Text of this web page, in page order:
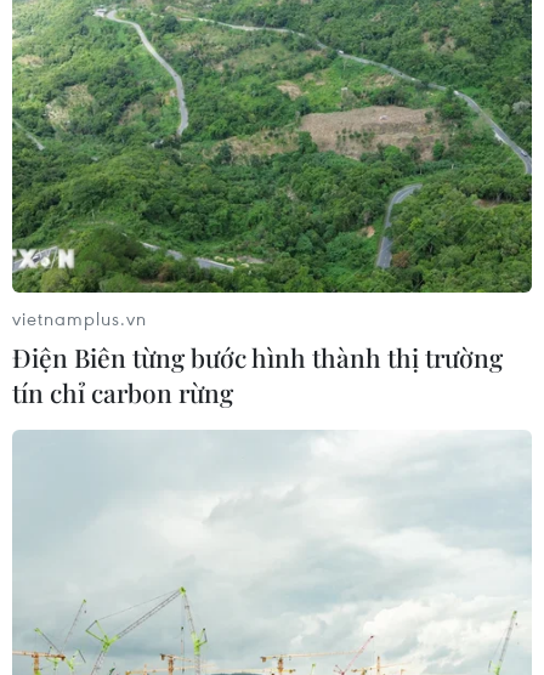
Xe điện khắp mọi nơi tại Na Uy: Điều gì
làm nên sự khác biệt?
16/07/2025 09:55
Thành công của Na Uy trong chuyển đổi khỏi xe động
cơ đốt trong là nhờ hoạch định chính sách dài hạn, nhất
quán; việc miễn thuế giá trị gia tăng (VAT), giảm thuế
đường bộ và đỗ xe cho xe điện.
vietnamplus.vn
Điện Biên từng bước hình thành thị trường
tín chỉ carbon rừng